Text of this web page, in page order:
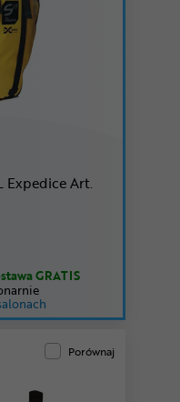
Expedice Art.
GRATIS
Porównaj